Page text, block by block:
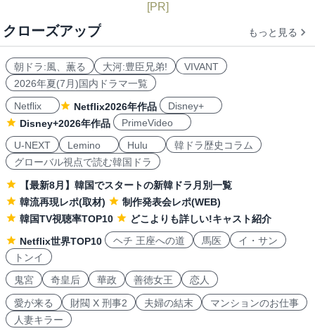
[PR]
クローズアップ もっと見る
朝ドラ:風、薫る 大河:豊臣兄弟!
VIVANT
2026年夏(7月)国内ドラマ一覧
Netflix
Netflix2026年作品
Disney+
Disney+2026年作品
PrimeVideo
U-NEXT
Lemino Hulu
韓ドラ歴史コラム
グローバル視点で読む韓国ドラ
【最新8月】韓国でスタートの新韓ドラ月別一覧
韓流再現レポ(取材)
制作発表会レポ(WEB)
韓国TV視聴率TOP10
どこよりも詳しい!キャスト紹介
Netflix世界TOP10
ヘチ 王座への道 馬医
イ・サン
トンイ
鬼宮
奇皇后 華政 善徳女王 恋人
愛が来る 財閥 X 刑事2 夫婦の結末
マンションのお仕事
人妻キラー